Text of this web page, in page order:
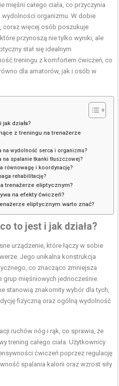
mięśni całego ciała, co przyczynia
organizmu. W dobie
coraz więcej osób poszukuje
przynoszą nie tylko wyniki, ale
stał się idealnym
treningu z komfortem ćwiczeń, co
dla amatorów, jak i osób w
działa?
z treningu na trenażerze
na wydolność serca i organizmu?
na spalanie tkanki tłuszczowej?
równowagę i koordynację?
rehabilitację?
trenażerze eliptycznym?
na efekty ćwiczeń?
eliptycznym warto znać?
to jest i jak działa?
urządzenie, które łączy w sobie
Jego unikalna konstrukcja
co znacząco zmniejsza
grup mięśniowych jednocześnie.
stanowią znakomity wybór dla tych,
fizyczną oraz ogólnąwydolność
ruchów nóg i rąk, co sprawia, że
trening całego ciała. Użytkownicy
ćwiczeń poprzez regulację
spalania kalorii orazwzrost siły